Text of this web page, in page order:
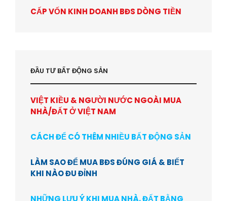
CẤP VỐN KINH DOANH BĐS DÒNG TIỀN
ĐẦU TƯ BẤT ĐỘNG SẢN
VIỆT KIỀU & NGƯỜI NƯỚC NGOÀI MUA
NHÀ/ĐẤT Ở VIỆT NAM
CÁCH ĐỂ CÓ THÊM NHIỀU BẤT ĐỘNG SẢN
LÀM SAO ĐỂ MUA BĐS ĐÚNG GIÁ & BIẾT
KHI NÀO ĐU ĐỈNH
NHỮNG LƯU Ý KHI MUA NHÀ, ĐẤT BẰNG